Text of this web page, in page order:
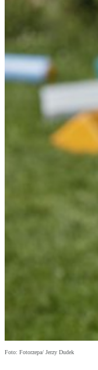
Foto: Fotorzepa/ Jerzy Dudek